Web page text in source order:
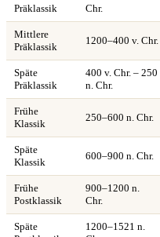
Präklassik
Chr.
Mittlere
Präklassik
1200–400 v. Chr.
Späte
Präklassik
400 v. Chr. – 250
n. Chr.
Frühe
Klassik
250–600 n. Chr.
Späte
Klassik
600–900 n. Chr.
Frühe
Postklassik
900–1200 n.
Chr.
Späte
1200–1521 n.